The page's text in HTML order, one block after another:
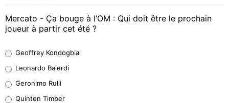
Mercato - Ça bouge à l’OM : Qui doit être le prochain
joueur à partir cet été ?
38%
32%
Geoffrey Kondogbia
Leonardo Balerdi
Geronimo Rulli
Quinten Timber